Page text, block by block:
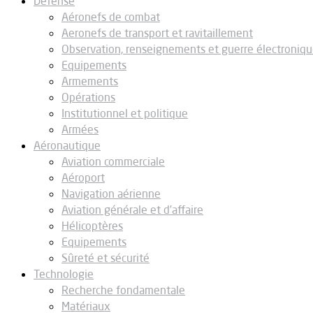
Aéronefs de combat
Aeronefs de transport et ravitaillement
Observation, renseignements et guerre
Equipements
Armements
Opérations
Institutionnel et politique
Armées
Aéronautique
Aviation commerciale
Aéroport
Navigation aérienne
Aviation générale et d’affaire
Hélicoptères
Equipements
Sûreté et sécurité
Technologie
Recherche fondamentale
Matériaux